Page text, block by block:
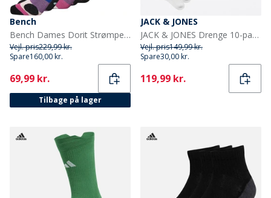
Bench
Bench Dames Dorit Strømper 5-pak Sort/Multi
Vejl. pris229,99 kr.
Spare160,00 kr.
Current
69,99 kr.
Tilbage på lager
JACK & JONES
JACK & JONES Drenge 10-pak Regen Tennissokker Hvid
Vejl. pris149,99 kr.
Spare30,00 kr.
Current
119,99 kr.